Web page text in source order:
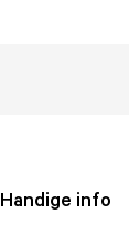
Handige info